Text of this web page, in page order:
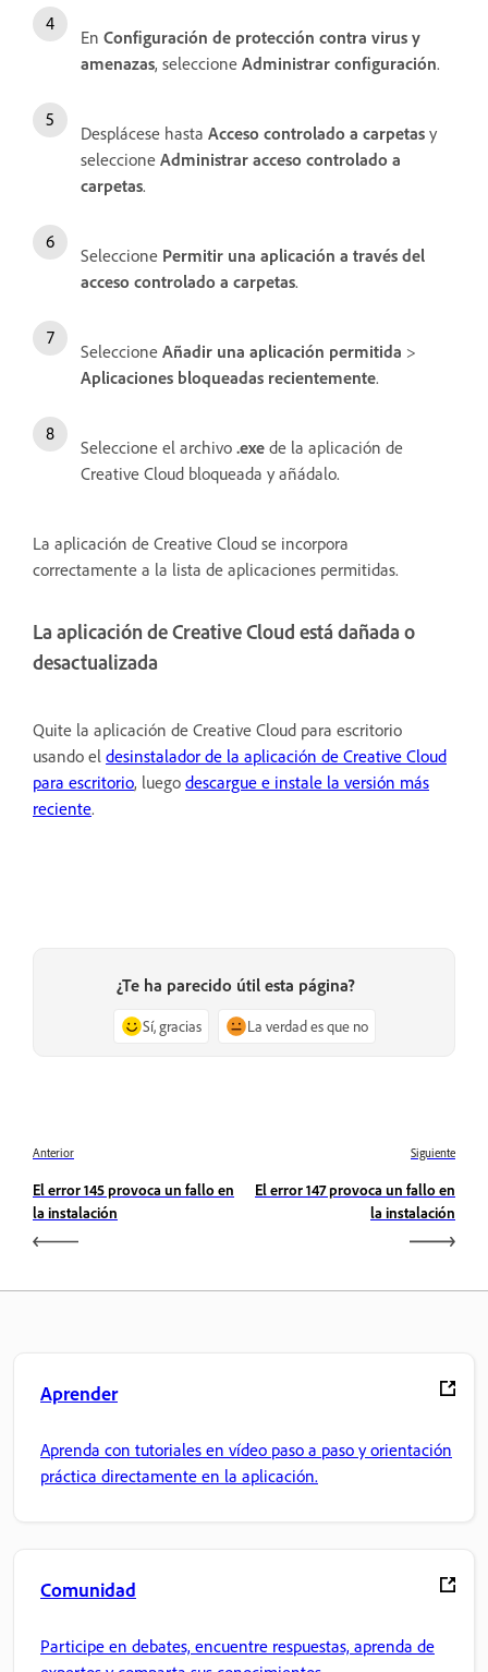
En Configuración de protección contra virus y
amenazas, seleccione Administrar configuración.
Desplácese hasta Acceso controlado a carpetas y
seleccione Administrar acceso controlado a
carpetas.
Seleccione Permitir una aplicación a través del
acceso controlado a carpetas.
Seleccione Añadir una aplicación permitida >
Aplicaciones bloqueadas recientemente.
Seleccione el archivo .exe de la aplicación de
Creative Cloud bloqueada y añádalo.
La aplicación de Creative Cloud se incorpora
correctamente a la lista de aplicaciones permitidas.
La aplicación de Creative Cloud está dañada o
desactualizada
Quite la aplicación de Creative Cloud para escritorio
usando el desinstalador de la aplicación de Creative Cloud
para escritorio, luego descargue e instale la versión más
reciente.
¿Te ha parecido útil esta página?
Sí, gracias La verdad es que no
Anterior
El error 145 provoca un fallo en
la instalación
Siguiente
El error 147 provoca un fallo en
la instalación
Aprender
Aprenda con tutoriales en vídeo paso a paso y orientación
práctica directamente en la aplicación.
Comunidad
Participe en debates, encuentre respuestas, aprenda de